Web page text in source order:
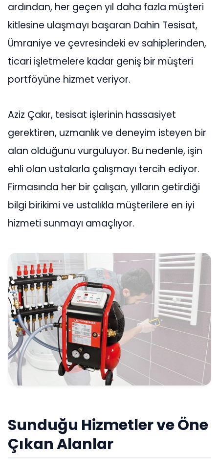
ardından, her geçen yıl daha fazla müşteri
kitlesine ulaşmayı başaran Dahin Tesisat,
Ümraniye ve çevresindeki ev sahiplerinden,
ticari işletmelere kadar geniş bir müşteri
portföyüne hizmet veriyor.
Aziz Çakır, tesisat işlerinin hassasiyet
gerektiren, uzmanlık ve deneyim isteyen bir
alan olduğunu vurguluyor. Bu nedenle, işin
ehli olan ustalarla çalışmayı tercih ediyor.
Firmasında her bir çalışan, yılların getirdiği
bilgi birikimi ve ustalıkla müşterilere en iyi
hizmeti sunmayı amaçlıyor.
Sunduğu Hizmetler ve Öne
Çıkan Alanlar